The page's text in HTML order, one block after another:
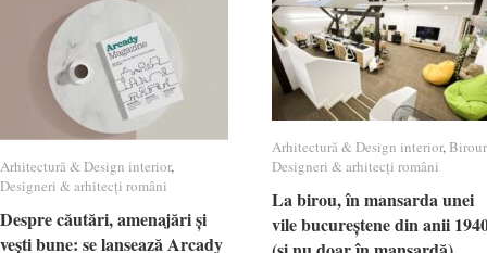
Arhitectură & Design interior,
Designeri & arhitecți români
Despre căutări, amenajări și
vești bune: se lansează Arcady
Arhitectură & Design interior
Designeri & arhitecți români
Despre căutări, amenajări și
vești bune: se lansează Arcady
Arhitectură & Design interior,
Designeri & arhitecți români
La birou, în mansarda unei
vile bucureștene din anii
Arhitectură & Design interior
Designeri & arhitecți români
La birou, în mansarda unei
vile bucureștene din anii